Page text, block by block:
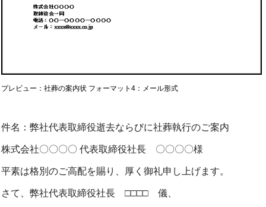
プレビュー：社葬の案内状 フォーマット4：メール形式
件名：弊社代表取締役逝去ならびに社葬執行のご案内
株式会社〇〇〇〇 代表取締役社長 〇〇〇〇様
平素は格別のご高配を賜り、厚く御礼申し上げます。
さて、弊社代表取締役社長 □□□□ 儀、